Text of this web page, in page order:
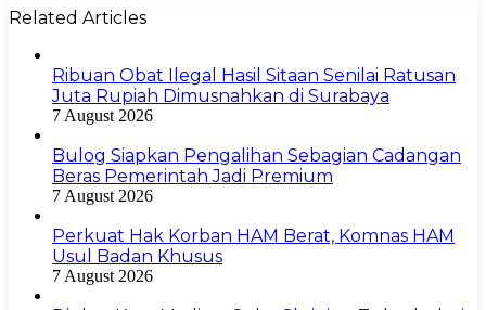
Related Articles
Ribuan Obat Ilegal Hasil Sitaan Senilai Ratusan
Juta Rupiah Dimusnahkan di Surabaya
7 August 2026
Bulog Siapkan Pengalihan Sebagian Cadangan
Beras Pemerintah Jadi Premium
7 August 2026
Perkuat Hak Korban HAM Berat, Komnas HAM
Usul Badan Khusus
7 August 2026